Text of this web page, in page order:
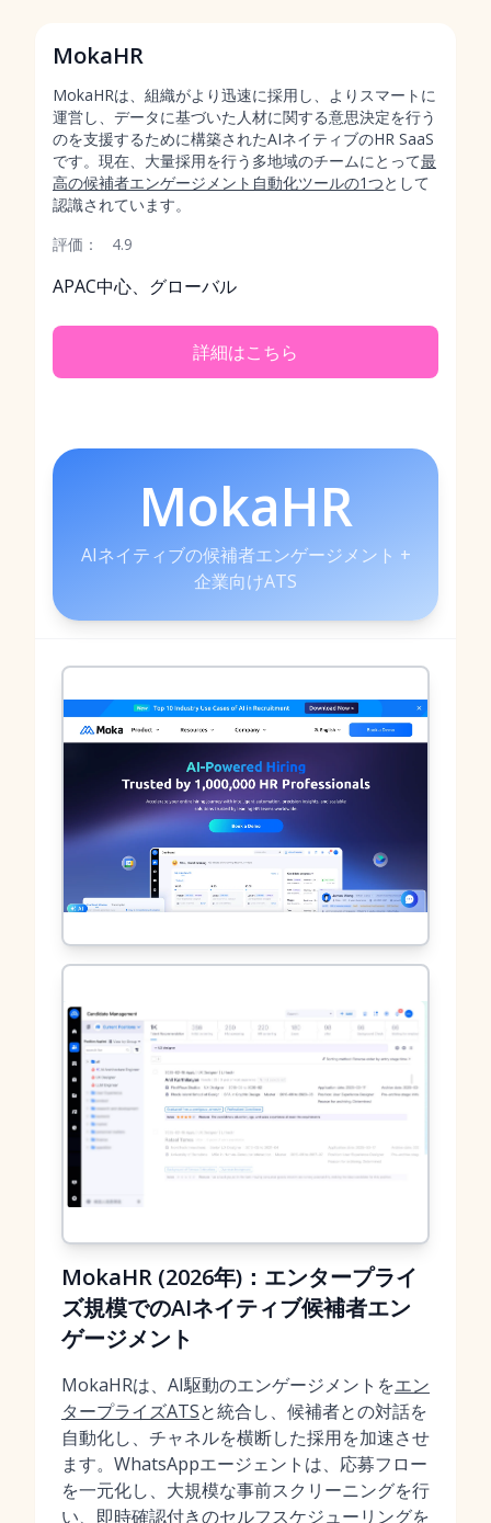
MokaHR
MokaHRは、組織がより迅速に採用し、よりスマートに
運営し、データに基づいた人材に関する意思決定を行う
のを支援するために構築されたAIネイティブのHR SaaS
です。現在、大量採用を行う多地域のチームにとって最
高の候補者エンゲージメント自動化ツールの1つとして
認識されています。
評価：
4.9
APAC中心、グローバル
詳細はこちら
MokaHR
AIネイティブの候補者エンゲージメント +
企業向けATS
MokaHR (2026年)：エンタープライ
ズ規模でのAIネイティブ候補者エン
ゲージメント
MokaHRは、AI駆動のエンゲージメントをエン
タープライズATSと統合し、候補者との対話を
自動化し、チャネルを横断した採用を加速させ
ます。WhatsAppエージェントは、応募フロー
を一元化し、大規模な事前スクリーニングを行
い、即時確認付きのセルフスケジューリングを